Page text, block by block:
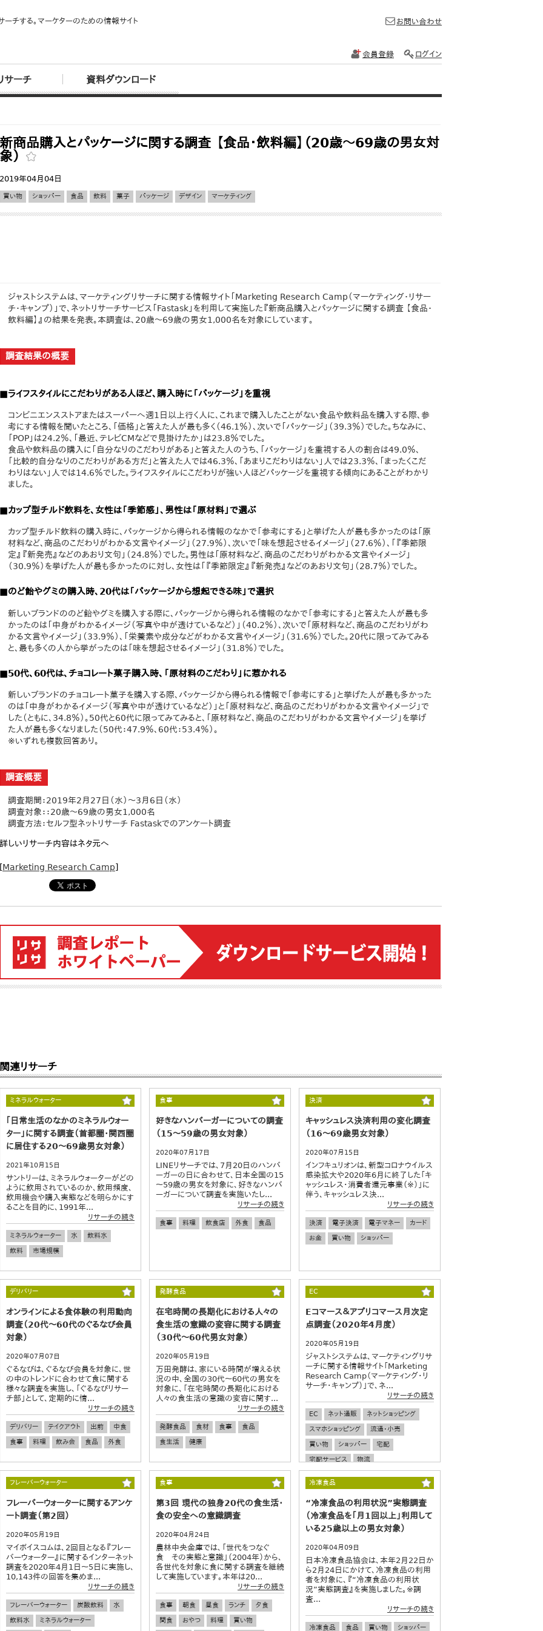
ーチする。マーケターのための情報サイト
サーチ 資料ダウンロード
お問い合わせ
会員登録 ログイン
新商品購入とパッケージに関する調査 【食品・飲料編】（20歳～69歳の男女対
象）
2019年04月04日
買い物 ショッパー 食品 飲料 菓子 パッケージ デザイン マーケティング
ジャストシステムは、マーケティングリサーチに関する情報サイト「Marketing Research Camp（マーケティング・リサー
チ・キャンプ）」で、ネットリサーチサービス「Fastask」を利用して実施した『新商品購入とパッケージに関する調査 【食品・
飲料編】』の結果を発表。本調査は、20歳～69歳の男女1,000名を対象にしています。
調査結果の概要
■ライフスタイルにこだわりがある人ほど、購入時に「パッケージ」を重視
コンビニエンスストアまたはスーパーへ週1日以上行く人に、これまで購入したことがない食品や飲料品を購入する際、参
考にする情報を聞いたところ、「価格」と答えた人が最も多く（46.1％）、次いで「パッケージ」（39.3％）でした。ちなみに、
「POP」は24.2％、「最近、テレビCMなどで見掛けたか」は23.8％でした。
食品や飲料品の購入に「自分なりのこだわりがある」と答えた人のうち、「パッケージ」を重視する人の割合は49.0％、
「比較的自分なりのこだわりがある方だ」と答えた人では46.3％、「あまりこだわりはない」人では23.3％、「まったくこだ
わりはない」人では14.6％でした。ライフスタイルにこだわりが強い人ほどパッケージを重視する傾向にあることがわかり
ました。
■カップ型チルド飲料を、女性は「季節感」、男性は「原材料」で選ぶ
カップ型チルド飲料の購入時に、パッケージから得られる情報のなかで「参考にする」と挙げた人が最も多かったのは「原
材料など、商品のこだわりがわかる文言やイメージ」（27.9％）、次いで「味を想起させるイメージ」（27.6％）、「『季節限
定』『新発売』などのあおり文句」（24.8％）でした。男性は「原材料など、商品のこだわりがわかる文言やイメージ」
（30.9％）を挙げた人が最も多かったのに対し、女性は「『季節限定』『新発売』などのあおり文句」（28.7％）でした。
■のど飴やグミの購入時、20代は「パッケージから想起できる味」で選択
新しいブランドののど飴やグミを購入する際に、パッケージから得られる情報のなかで「参考にする」と答えた人が最も多
かったのは「中身がわかるイメージ（写真や中が透けているなど）」（40.2％）、次いで「原材料など、商品のこだわりがわ
かる文言やイメージ」（33.9％）、「栄養素や成分などがわかる文言やイメージ」（31.6％）でした。20代に限ってみてみる
と、最も多くの人から挙がったのは「味を想起させるイメージ」（31.8％）でした。
■50代、60代は、チョコレート菓子購入時、「原材料のこだわり」に惹かれる
新しいブランドのチョコレート菓子を購入する際、パッケージから得られる情報で「参考にする」と挙げた人が最も多かった
のは「中身がわかるイメージ（写真や中が透けているなど）」と「原材料など、商品のこだわりがわかる文言やイメージ」で
した（ともに、34.8％）。50代と60代に限ってみてみると、「原材料など、商品のこだわりがわかる文言やイメージ」を挙げ
た人が最も多くなりました（50代：47.9％、60代：53.4％）。
※いずれも複数回答あり。
調査概要
調査期間：2019年2月27日（水）～3月6日（水）
調査対象：：20歳～69歳の男女1,000名
調査方法：セルフ型ネットリサーチ Fastaskでのアンケート調査
詳しいリサーチ内容はネタ元へ
[Marketing Research Camp]
関連リサーチ
ミネラルウォーター
｢日常生活のなかのミネラルウォー
ター」に関する調査（首都圏・関西圏
に居住する20～69歳男女対象）
2021年10月15日
サントリーは、ミネラルウォーターがどの
ように飲用されているのか、飲用頻度、
飲用機会や購入実態などを明らかにす
ることを目的に、1991年...
リサーチの続き
ミネラルウォーター 水
飲料水
飲料
市場規模
食事
好きなハンバーガーについての調査
（15～59歳の男女対象）
2020年07月17日
LINEリサーチでは、7月20日のハンバ
ーガーの日に合わせて、日本全国の15
～59歳の男女を対象に、好きなハンバ
ーガーについて調査を実施いたし...
リサーチの続き
食事 料理 飲食店 外食 食品
決済
キャッシュレス決済利用の変化調査
（16～69歳男女対象）
2020年07月15日
インフキュリオンは、新型コロナウイルス
感染拡大や2020年6月に終了した「キ
ャッシュレス・消費者還元事業（※）」に
伴う、キャッシュレス決...
リサーチの続き
決済 電子決済 電子マネー
カード
お金
買い物 ショッパー
デリバリー
オンラインによる食体験の利用動向
調査（20代～60代のぐるなび会員
対象）
2020年07月07日
ぐるなびは、ぐるなび会員を対象に、世
の中のトレンドに合わせて食に関する
様々な調査を実施し、「ぐるなびリサー
チ部」として、定期的に情...
リサーチの続き
デリバリー テイクアウト 出前
中食
食事
料理 飲み会 食品 外食
発酵食品
在宅時間の長期化における人々の
食生活の意識の変容に関する調査
（30代～60代男女対象）
2020年05月19日
万田発酵は、家にいる時間が増える状
況の中、全国の30代～60代の男女を
対象に、「在宅時間の長期化における
人々の食生活の意識の変容に関す...
リサーチの続き
発酵食品 食材 食事
食品
食生活
健康
EC
Eコマース＆アプリコマース月次定
点調査（2020年4月度）
2020年05月19日
ジャストシステムは、マーケティングリサ
ーチに関する情報サイト「Marketing
Research Camp（マーケティング・リ
サーチ・キャンプ）」で、ネ...
リサーチの続き
EC ネット通販
ネットショッピング
スマホショッピング
流通・小売
買い物
ショッパー
宅配
宅配サービス
物流
フレーバーウォーター
フレーバーウォーターに関するアンケ
ート調査（第2回）
2020年05月19日
マイボイスコムは、2回目となる『フレー
バーウォーター』に関するインターネット
調査を2020年4月1日～5日に実施し、
10,143件の回答を集めま...
リサーチの続き
フレーバーウォーター 炭酸飲料
水
飲料水
ミネラルウォーター
食事
第3回 現代の独身20代の食生活・
食の安全への意識調査
2020年04月24日
農林中央金庫では、「世代をつなぐ
食 その実態と意識」（2004年）から、
各世代を対象に食に関する調査を継続
して実施しています。本年は20...
リサーチの続き
食事 朝食 昼食 ランチ
夕食
間食
おやつ 料理 買い物
冷凍食品
“冷凍食品の利用状況”実態調査
（冷凍食品を「月1回以上」利用して
いる25歳以上の男女対象）
2020年04月09日
日本冷凍食品協会は、本年2月22日か
ら2月24日にかけて、冷凍食品の利用
者を対象に、『“冷凍食品の利用状
況”実態調査』を実施しました。※調
査...
リサーチの続き
冷凍食品 食品 買い物 ショッパー